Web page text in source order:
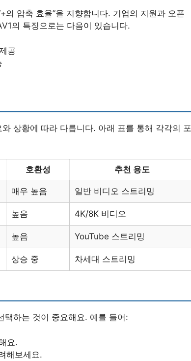
압축 효율”을 지향합니다. 기업의 지원과 오픈
의 특징으로는 다음이 있습니다.
공
상황에 따라 다릅니다. 아래 표를 통해 각각의 포
호환성 추천 용도
매우 높음 일반 비디오 스트리밍
높음 4K/8K 비디오
높음 YouTube 스트리밍
상승 중 차세대 스트리밍
택하는 것이 중요해요. 예를 들어:
요.
해보세요.